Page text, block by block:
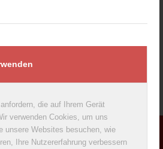
die auf Ihrem Gerät
verwenden Cookies, um uns
unsere Websites besuchen, wie
Ihre Nutzererfahrung verbessern